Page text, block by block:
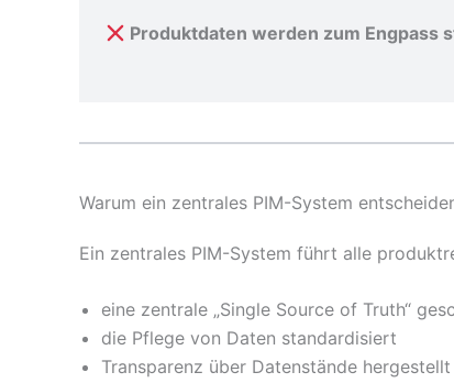
Produktdaten werden zum Engpass
Warum ein zentrales PIM-System
Ein zentrales PIM-System führt alle
eine zentrale „Single Source of Truth“
die Pflege von Daten standardisiert
Transparenz über Datenstände hergestellt